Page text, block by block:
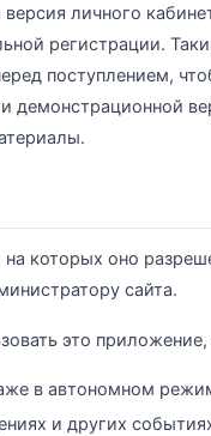
личного
регистрации.
поступлением,
которых оно
сайта.
это
в автономном
и других